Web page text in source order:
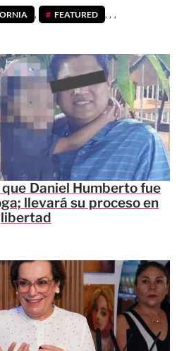
, FEATURED ,, ,
Daniel Humberto fue
llevará su proceso en
libertad